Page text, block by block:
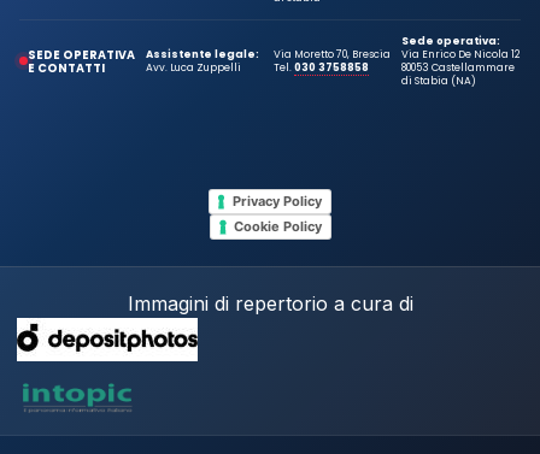
SEDE OPERATIVA
E CONTATTI
Assistente legale:
Avv. Luca Zuppelli
Via Moretto 70, Brescia
Tel.030 3758858
Sede operativa:
Via Enrico De Nicola 12
80053 Castellammare
di Stabia (NA)
Privacy Policy
Cookie Policy
Immagini di repertorio a cura di